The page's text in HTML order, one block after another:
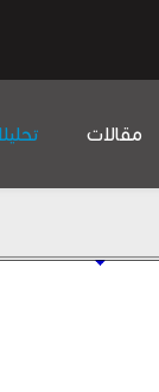
مقالات